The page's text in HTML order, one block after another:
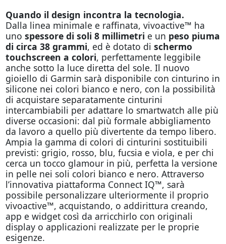
Quando il design incontra la tecnologia.
Dalla linea minimale e raffinata, vivoactive™ ha
uno spessore di soli 8 millimetri e un peso piuma
di circa 38 grammi, ed è dotato di schermo
touchscreen a colori, perfettamente leggibile
anche sotto la luce diretta del sole. Il nuovo
gioiello di Garmin sarà disponibile con cinturino in
silicone nei colori bianco e nero, con la possibilità
di acquistare separatamente cinturini
intercambiabili per adattare lo smartwatch alle più
diverse occasioni: dal più formale abbigliamento
da lavoro a quello più divertente da tempo libero.
Ampia la gamma di colori di cinturini sostituibili
previsti: grigio, rosso, blu, fucsia e viola, e per chi
cerca un tocco glamour in più, perfetta la versione
in pelle nei soli colori bianco e nero. Attraverso
l’innovativa piattaforma Connect IQ™, sarà
possibile personalizzare ulteriormente il proprio
vivoactive™, acquistando, o addirittura creando,
app e widget così da arricchirlo con originali
display o applicazioni realizzate per le proprie
esigenze.